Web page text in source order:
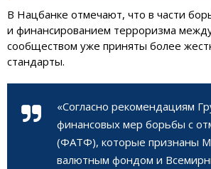
В Нацбанке отмечают, что в части
и финансированием терроризма
сообществом уже приняты более
стандарты.
«Согласно рекомендациям
финансовых мер борьбы с
(ФАТФ), которые признаны
валютным фондом и